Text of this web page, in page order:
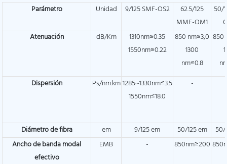
Parámetro
Unidad 9/125 SMF-OS2
62.5/125
MMF-OM1
50/
Atenuación
dB/Km
1310nm≤0.35
1550nm≤0.22
850 nm≤3,0
1300
nm≤0.8
850
Dispersión
Ps/nm.km1285~1330nm≤3.5
1550nm≤18.0
-
Diámetro de fibra em 9/125 em 50/125 em
50/
Ancho de banda modal
efectivo
EMB - 850nm≥200